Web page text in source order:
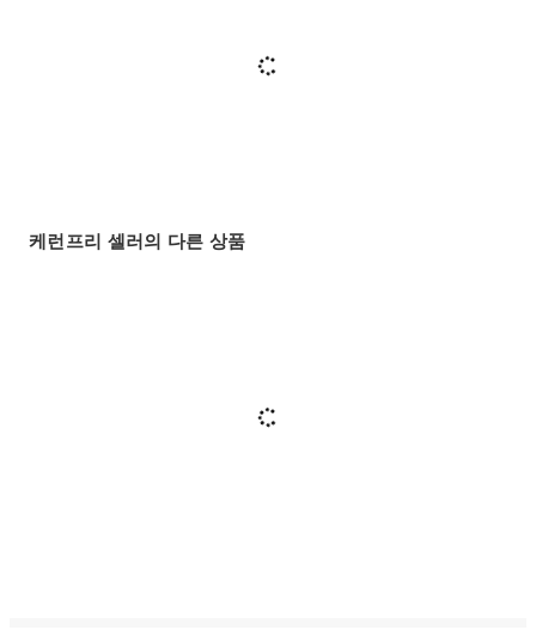
케런프리 셀러의 다른 상품